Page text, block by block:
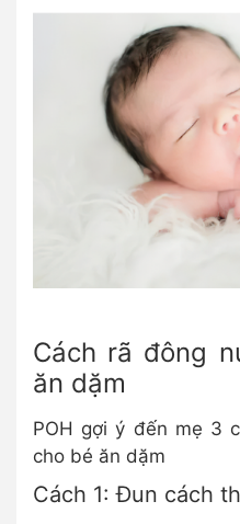
Cách rã đông
ăn dặm
POH gợi ý đến mẹ 3
cho bé ăn dặm
Cách 1: Đun cách